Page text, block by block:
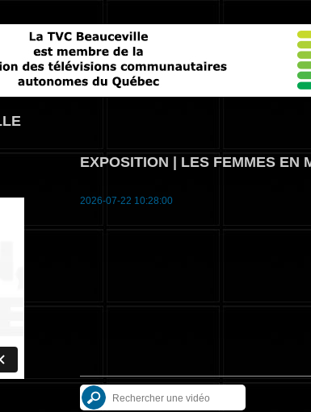
de Beauceville
EXPOSITION | LES FEMMES EN
2026-07-22 10:28:00